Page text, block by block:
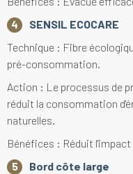
SENSIL ECOCARE
Technique : Fibre
pré-consommation.
Action : Le processus de
réduit la consommation
naturelles.
Bénéfices : Réduit
Bord côte large